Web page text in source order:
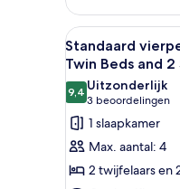
driepersoonskamer,
privébadkamer
(Twin
Beds
Sofa
Bed)
Alle
foto's
voor
Standaard
privébadkamer
(2
Twin
11
Standaard
Twin Beds and 2
9,49,4 van 10
Uitzonderlijk
3 beoordelingen
(3
beoordelingen)
1 slaapkamer
Max. aantal: 4
2 twijfelaars en